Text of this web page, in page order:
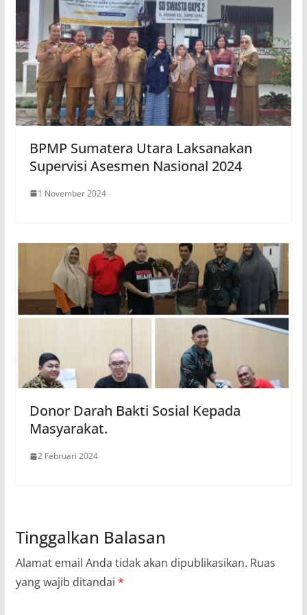
BPMP Sumatera Utara Laksanakan
Supervisi Asesmen Nasional 2024
1 November 2024
Donor Darah Bakti Sosial Kepada
Masyarakat.
2 Februari 2024
Tinggalkan Balasan
Alamat email Anda tidak akan dipublikasikan. Ruas
yang wajib ditandai *